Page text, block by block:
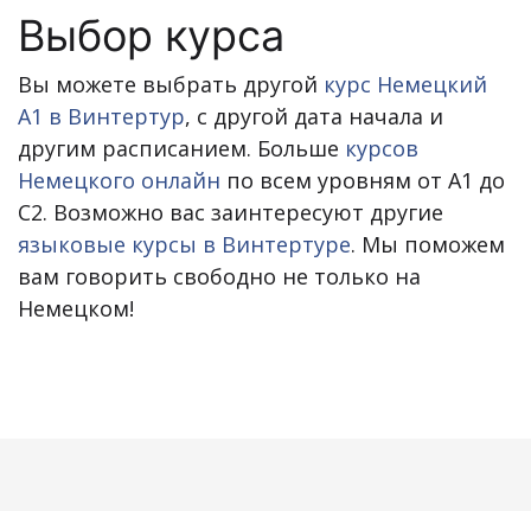
Выбор курса
Вы можете выбрать другой курс Немецкий
A1 в Винтертур, с другой дата начала и
другим расписанием. Больше курсов
Немецкого онлайн по всем уровням от A1 до
C2. Возможно вас заинтересуют другие
языковые курсы в Винтертуре. Мы поможем
вам говорить свободно не только на
Немецком!